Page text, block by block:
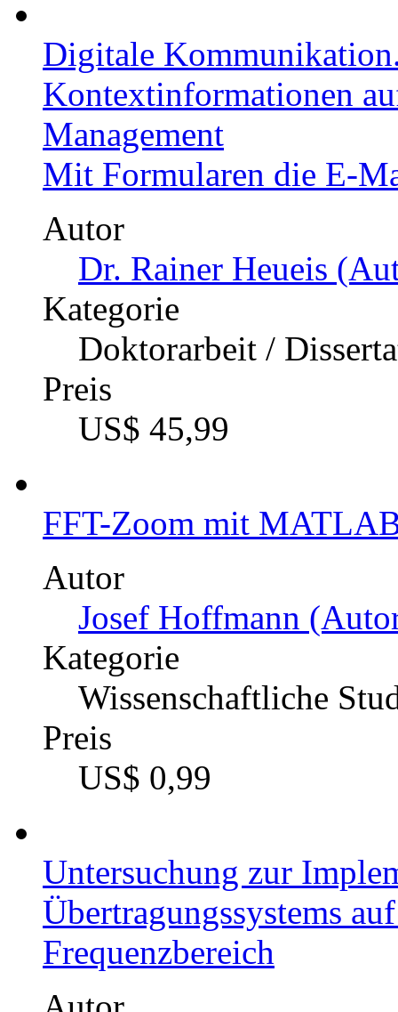
Digitale
Kontextinformationen
Management
Mit Formularen die E-
Autor
Dr. Rainer Heueis
Kategorie
Doktorarbeit /
Preis
US$ 45,99
FFT-Zoom mit
Autor
Josef Hoffmann
Kategorie
Wissenschaftliche
Preis
US$ 0,99
Untersuchung zur
Übertragungssystems
Frequenzbereich